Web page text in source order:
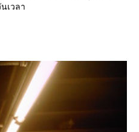
เวลา